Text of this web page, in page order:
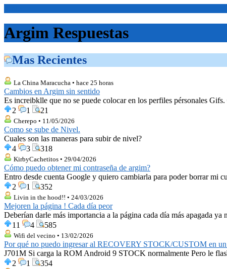
Argim Respuestas
Mas Recientes
La China Maracucha • hace 25 horas
Cambios en Argim sin sentido
Es increibklle que no se puede colocar en los perfiles pérsonales Gifs.
2
1 21
Cherepo • 11/05/2026
Como se sube de Nivel.
Cuales son las maneras para subir de nivel?
4
3 318
KirbyCachetitos • 29/04/2026
Cómo puedo obtener mi contraseña de argim?
Entro desde cuenta Google y quiero cambiarla para poder borrar mi
2
1 352
Livin in the hood!! • 24/03/2026
Mejoren la página ! Cada día peor
Deberían darle más importancia a la página cada día más apagada ya
11
4 585
Wifi del vecino • 13/02/2026
Por qué no puedo ingresar al RECOVERY STOCK/CUSTOM en un
J701M Si carga la ROM Android 9 STOCK normalmente Pero le
2
1 354